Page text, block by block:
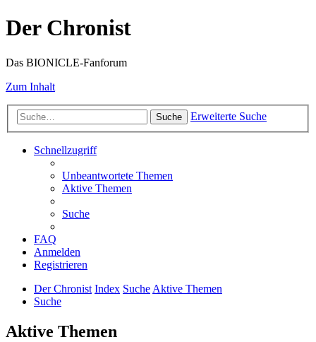
Der Chronist
Das BIONICLE-Fanforum
Zum Inhalt
Suche Erweiterte Suche
Schnellzugriff
Unbeantwortete Themen
Aktive Themen
Suche
FAQ
Anmelden
Registrieren
Der Chronist Index SucheAktive Themen
Suche
Aktive Themen